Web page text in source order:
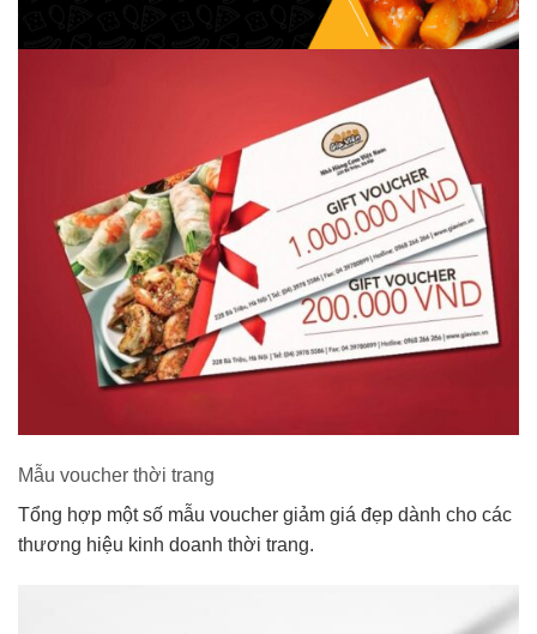
Mẫu voucher thời trang
Tổng hợp một số mẫu voucher giảm giá đẹp dành cho các
thương hiệu kinh doanh thời trang.